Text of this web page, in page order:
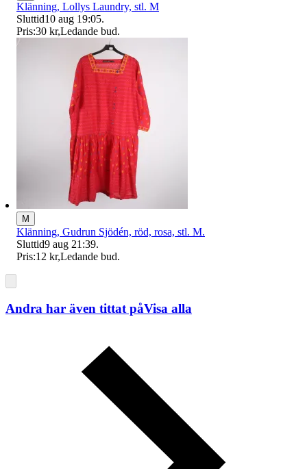
Klänning, Lollys Laundry, stl. M
Sluttid10 aug 19:05.
Pris:30 kr,Ledande bud.
M
Klänning, Gudrun Sjödén, röd, rosa, stl. M.
Sluttid9 aug 21:39.
Pris:12 kr,Ledande bud.
Andra har även tittat påVisa alla